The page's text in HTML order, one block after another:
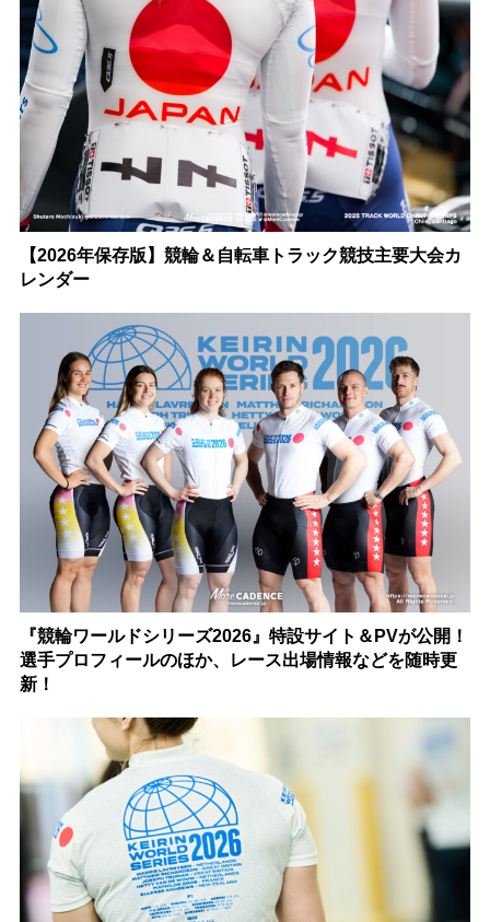
【2026年保存版】競輪＆自転車トラック競技主要大会カ
レンダー
『競輪ワールドシリーズ2026』特設サイト＆PVが公開！
選手プロフィールのほか、レース出場情報などを随時更
新！